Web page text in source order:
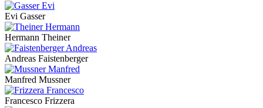
Evi Gasser
Hermann Theiner
Andreas Faistenberger
Manfred Mussner
Francesco Frizzera